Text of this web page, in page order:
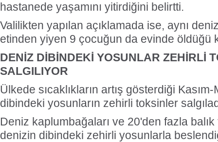
hastanede yaşamını yitirdiğini belirtti.
Valilikten yapılan açıklamada ise, aynı
etinden yiyen 9 çocuğun da evinde öldüğü
DENİZ DİBİNDEKİ YOSUNLAR ZEHİRLİ
SALGILIYOR
Ülkede sıcaklıkların artış gösterdiği
dibindeki yosunların zehirli toksinler
Deniz kaplumbağaları ve 20'den fazla
denizin dibindeki zehirli yosunlarla